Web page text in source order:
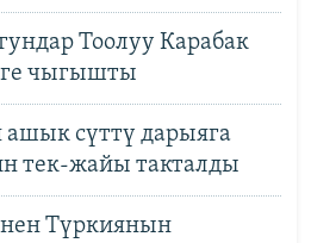
Тоолуу Карабак
чыгышты
ашык сүттү дарыяга
тек-жайы такталды
Түркиянын